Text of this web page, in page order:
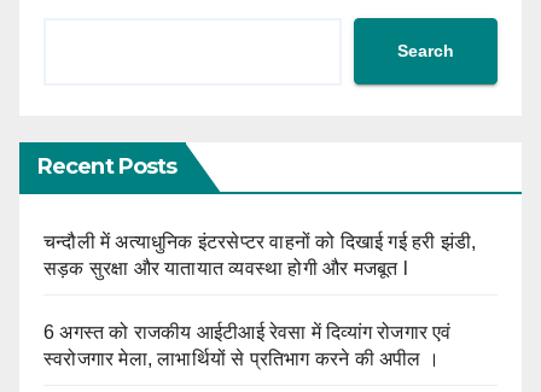
Search
Recent Posts
चन्दौली में अत्याधुनिक इंटरसेप्टर वाहनों को दिखाई गई हरी झंडी,
सड़क सुरक्षा और यातायात व्यवस्था होगी और मजबूत l
6 अगस्त को राजकीय आईटीआई रेवसा में दिव्यांग रोजगार एवं
स्वरोजगार मेला, लाभार्थियों से प्रतिभाग करने की अपील ।